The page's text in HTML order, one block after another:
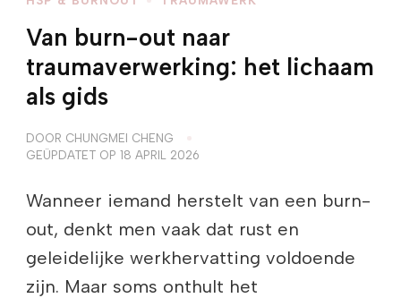
Van burn-out naar
traumaverwerking: het lichaam
als gids
DOOR CHUNGMEI CHENG
GEÜPDATET OP 18 APRIL 2026
Wanneer iemand herstelt van een burn-
out, denkt men vaak dat rust en
geleidelijke werkhervatting voldoende
zijn. Maar soms onthult het